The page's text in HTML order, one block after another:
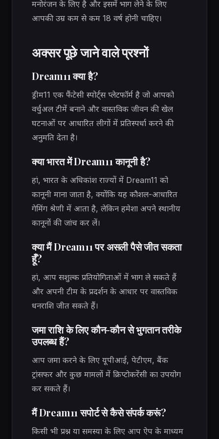
मनोरंजन के लिए है और इसमें भाग लेने के लिए
आपकी उम्र कम से कम 18 वर्ष होनी चाहिए।
अक्सर पूछे जाने वाले प्रश्नों
Dream11 क्या है?
ड्रीम11 एक फैंटेसी स्पोर्ट्स प्लेटफॉर्म है जो आपको
वर्चुअल टीमें बनाने और वास्तविक जीवन की खेल
घटनाओं पर आधारित लीगों में प्रतिस्पर्धा करने की
अनुमति देता है।
क्या भारत में Dream11 कानूनी है?
हां, भारत के अधिकांश राज्यों में Dream11 को
कानूनी माना जाता है, क्योंकि यह कौशल-आधारित
गेमिंग श्रेणी में आता है, लेकिन हमेशा अपने स्थानीय
कानूनों की जांच कर लें।
क्या मैं Dream11 पर असली पैसे जीत सकता
हूँ?
हां, आप सशुल्क प्रतियोगिताओं में भाग ले सकते हैं
और अपनी टीम के प्रदर्शन के आधार पर वास्तविक
धनराशि जीत सकते हैं।
जमा राशि के लिए कौन-कौन से भुगतान तरीके
उपलब्ध हैं?
आप जमा करने के लिए यूपीआई, पेटीएम, बैंक
ट्रांसफर और कुछ मामलों में क्रिप्टोकरेंसी का उपयोग
कर सकते हैं।
मैं Dream11 सपोर्ट से कैसे संपर्क करूं?
किसी भी प्रश्न या समस्या के लिए आप ऐप के माध्यम